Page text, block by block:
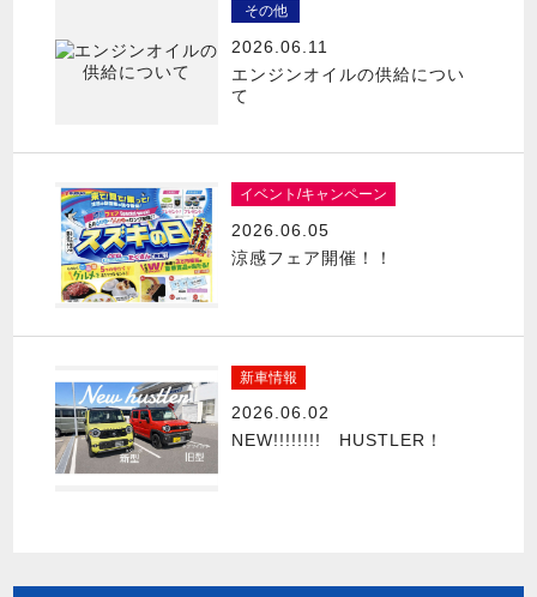
その他
2026.06.11
エンジンオイルの供給につい
て
イベント/キャンペーン
2026.06.05
涼感フェア開催！！
新車情報
2026.06.02
NEW!!!!!!!! HUSTLER！